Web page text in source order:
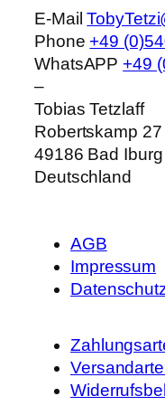
Phone+49
WhatsAPP +49
–
Robertskamp 27
49186 Bad Iburg
Deutschland
Impressum